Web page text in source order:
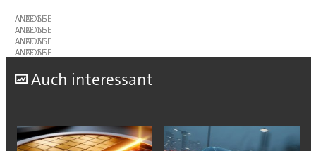
ANZEIGE
ANZEIGE
ANZEIGE
ANZEIGE
Auch interessant